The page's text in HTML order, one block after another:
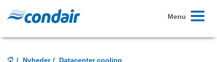
Toggle
Menu
Nyheder Datacenter cooling